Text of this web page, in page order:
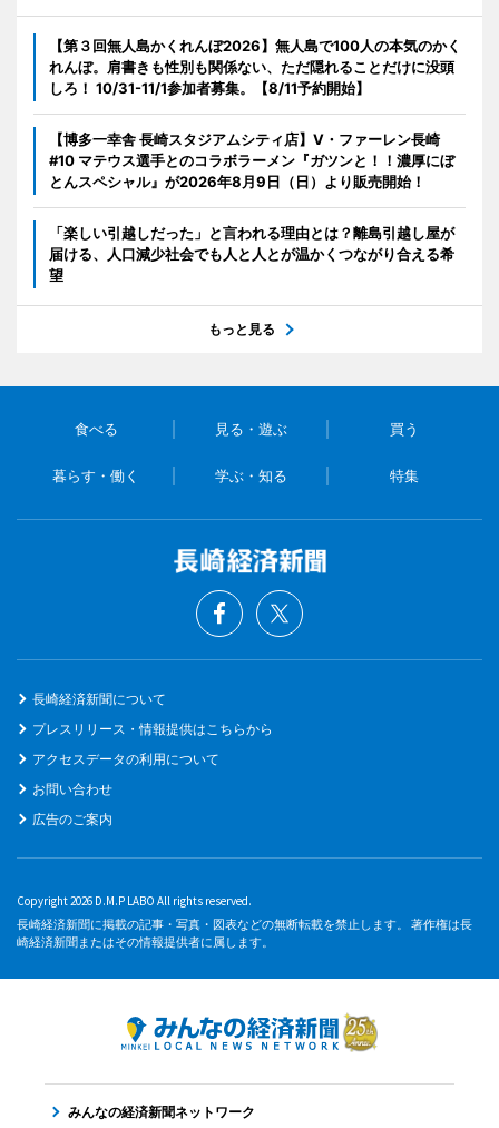
【第３回無人島かくれんぼ2026】無人島で100人の本気のかく
れんぼ。肩書きも性別も関係ない、ただ隠れることだけに没頭
しろ！ 10/31-11/1参加者募集。【8/11予約開始】
【博多一幸舎 長崎スタジアムシティ店】V・ファーレン長崎
#10 マテウス選手とのコラボラーメン『ガツンと！！濃厚にぼ
とんスペシャル』が2026年8月9日（日）より販売開始！
「楽しい引越しだった」と言われる理由とは？離島引越し屋が
届ける、人口減少社会でも人と人とが温かくつながり合える希
望
もっと見る
食べる 見る・遊ぶ 買う
暮らす・働く 学ぶ・知る 特集
長崎経済新聞について
プレスリリース・情報提供はこちらから
アクセスデータの利用について
お問い合わせ
広告のご案内
Copyright 2026 D.M.P LABO All rights reserved.
長崎経済新聞に掲載の記事・写真・図表などの無断転載を禁止します。 著作権は長
崎経済新聞またはその情報提供者に属します。
みんなの経済新聞ネットワーク